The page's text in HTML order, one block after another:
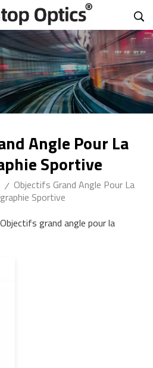
Angle Pour La
Sportive
/ Objectifs Grand Angle Pour La
Sportive
grand angle pour la